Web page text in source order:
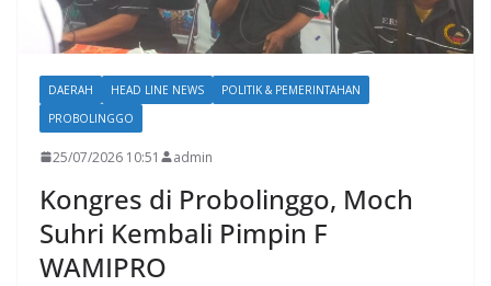
DAERAH HEAD LINE NEWS
POLITIK & PEMERINTAHAN
PROBOLINGGO
25/07/2026 10:51 admin
Kongres di Probolinggo, Moch
Suhri Kembali Pimpin F
WAMIPRO